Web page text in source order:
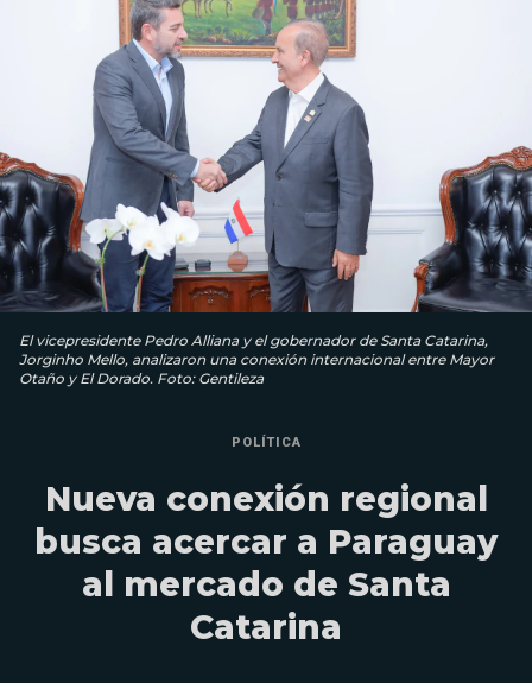
El vicepresidente Pedro Alliana y el gobernador de Santa Catarina,
Jorginho Mello, analizaron una conexión internacional entre Mayor
Otaño y El Dorado. Foto: Gentileza
POLÍTICA
Nueva conexión regional
busca acercar a Paraguay
al mercado de Santa
Catarina